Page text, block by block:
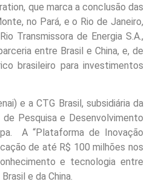
que marca a conclusão das
no Pará, e o Rio de Janeiro,
Transmissora de Energia S.A.,
entre Brasil e China, e, de
brasileiro para investimentos
e a CTG Brasil, subsidiária da
Pesquisa e Desenvolvimento
A “Plataforma de Inovação
de até R$ 100 milhões nos
e tecnologia entre
e da China.